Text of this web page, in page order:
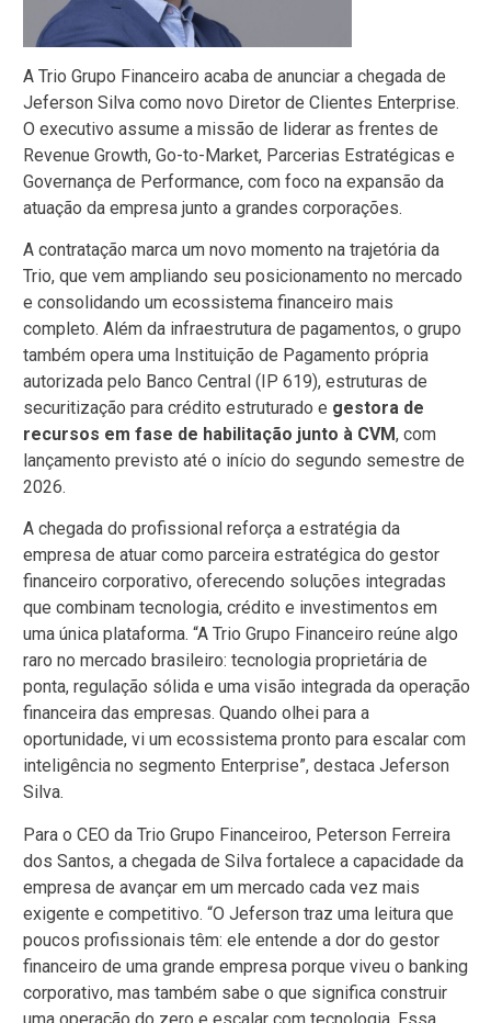
A Trio Grupo Financeiro acaba de anunciar a chegada de
Jeferson Silva como novo Diretor de Clientes Enterprise.
O executivo assume a missão de liderar as frentes de
Revenue Growth, Go-to-Market, Parcerias Estratégicas e
Governança de Performance, com foco na expansão da
atuação da empresa junto a grandes corporações.
A contratação marca um novo momento na trajetória da
Trio, que vem ampliando seu posicionamento no mercado
e consolidando um ecossistema financeiro mais
completo. Além da infraestrutura de pagamentos, o grupo
também opera uma Instituição de Pagamento própria
autorizada pelo Banco Central (IP 619), estruturas de
securitização para crédito estruturado e gestora de
recursos em fase de habilitação junto à CVM, com
lançamento previsto até o início do segundo semestre de
2026.
A chegada do profissional reforça a estratégia da
empresa de atuar como parceira estratégica do gestor
financeiro corporativo, oferecendo soluções integradas
que combinam tecnologia, crédito e investimentos em
uma única plataforma. “A Trio Grupo Financeiro reúne algo
raro no mercado brasileiro: tecnologia proprietária de
ponta, regulação sólida e uma visão integrada da operação
financeira das empresas. Quando olhei para a
oportunidade, vi um ecossistema pronto para escalar com
inteligência no segmento Enterprise”, destaca Jeferson
Silva.
Para o CEO da Trio Grupo Financeiroo, Peterson Ferreira
dos Santos, a chegada de Silva fortalece a capacidade da
empresa de avançar em um mercado cada vez mais
exigente e competitivo. “O Jeferson traz uma leitura que
poucos profissionais têm: ele entende a dor do gestor
financeiro de uma grande empresa porque viveu o banking
corporativo, mas também sabe o que significa construir